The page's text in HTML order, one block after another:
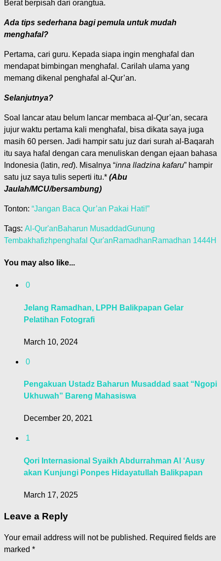
Berat berpisah dari orangtua.
Ada tips sederhana bagi pemula untuk mudah
menghafal?
Pertama, cari guru. Kepada siapa ingin menghafal dan
mendapat bimbingan menghafal. Carilah ulama yang
memang dikenal penghafal al-Qur’an.
Selanjutnya?
Soal lancar atau belum lancar membaca al-Qur’an, secara
jujur waktu pertama kali menghafal, bisa dikata saya juga
masih 60 persen. Jadi hampir satu juz dari surah al-Baqarah
itu saya hafal dengan cara menuliskan dengan ejaan bahasa
Indonesia (latin, red). Misalnya “inna lladzina kafaru” hampir
satu juz saya tulis seperti itu.* (Abu
Jaulah/MCU/bersambung)
Tonton: “Jangan Baca Qur’an Pakai Hati!”
Tags: Al-Qur'anBaharun MusaddadGunung
Tembakhafizhpenghafal Qur'anRamadhanRamadhan 1444H
You may also like...
0
Jelang Ramadhan, LPPH Balikpapan Gelar
Pelatihan Fotografi
March 10, 2024
0
Pengakuan Ustadz Baharun Musaddad saat “Ngopi
Ukhuwah” Bareng Mahasiswa
December 20, 2021
1
Qori Internasional Syaikh Abdurrahman Al ‘Ausy
akan Kunjungi Ponpes Hidayatullah Balikpapan
March 17, 2025
Leave a Reply
Your email address will not be published. Required fields are
marked *